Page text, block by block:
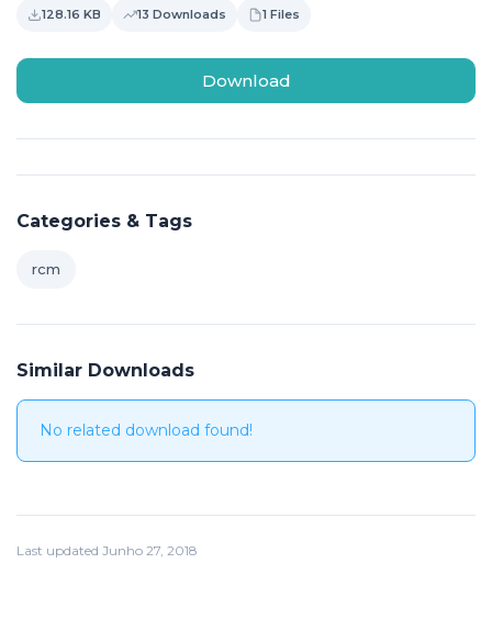
128.16 KB 13 Downloads 1 Files
Download
Categories & Tags
rcm
Similar Downloads
No related download found!
Last updated Junho 27, 2018